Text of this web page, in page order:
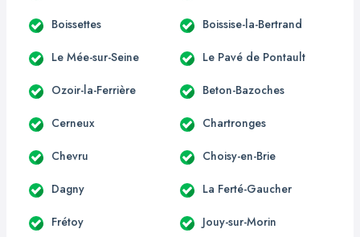
Boissettes Boissise-la-Bertrand
Le Mée-sur-Seine Le Pavé de Pontault
Ozoir-la-Ferrière Beton-Bazoches
Cerneux Chartronges
Chevru Choisy-en-Brie
Dagny La Ferté-Gaucher
Frétoy Jouy-sur-Morin